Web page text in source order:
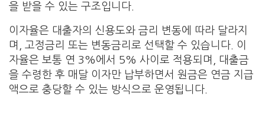
을 받을 수 있는 구조입니다.
이자율은 대출자의 신용도와 금리 변동에 따라 달라지
며, 고정금리 또는 변동금리로 선택할 수 있습니다. 이
자율은 보통 연 3%에서 5% 사이로 적용되며, 대출금
을 수령한 후 매달 이자만 납부하면서 원금은 연금 지급
액으로 충당할 수 있는 방식으로 운영됩니다.